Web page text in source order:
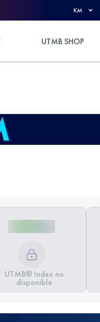
KM
UTMB SHOP
UTMB® Index no
disponible